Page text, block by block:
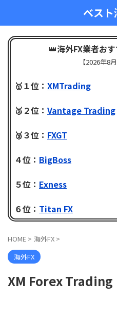
ベスト
👑海外FX業者お
【2026年8
🥇１位： XMTrading
🥈２位： Vantage Trading
🥉３位： FXGT
４位： BigBoss
５位： Exness
６位： Titan FX
HOME > 海外FX >
海外FX
XM Forex Trading